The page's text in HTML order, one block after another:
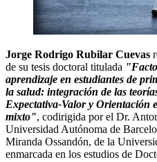
Jorge Rodrigo Rubilar Cuevas
de su tesis doctoral titulada
aprendizaje en estudiantes de
la salud: integración de las
Expectativa-Valor y Orientación
mixto", codirigida por el Dr.
Universidad Autónoma de
Miranda Ossandón, de la
enmarcada en los estudios de